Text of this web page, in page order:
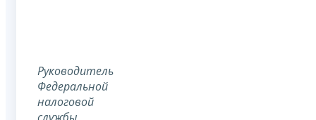
Руководитель
Федеральной
налоговой